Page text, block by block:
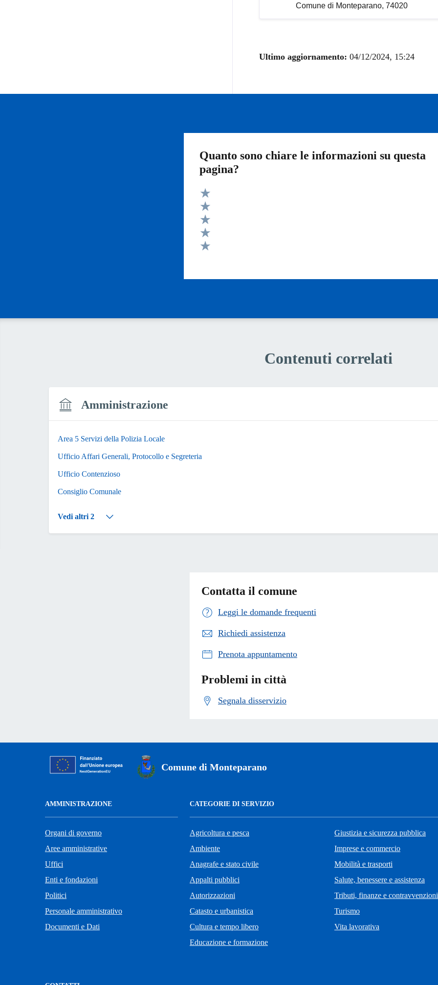
Comune di Monteparano, 74020
Ultimo aggiornamento: 04/12/2024, 15:24
Quanto sono chiare le informazioni su questa
pagina?
Valuta 5 stelle su 5
Valuta 4 stelle su 5
Valuta 3 stelle su 5
Valuta 2 stelle su 5
Contenuti correlati
Amministrazione
Area 5 Servizi della Polizia Locale
Ufficio Affari Generali, Protocollo e Segreteria
Ufficio Contenzioso
Consiglio Comunale
Vedi altri 2
Contatta il comune
Leggi le domande frequenti
Richiedi assistenza
Prenota appuntamento
Problemi in città
Segnala disservizio
Comune di Monteparano
AMMINISTRAZIONE
Organi di governo
Aree amministrative
Uffici
Enti e fondazioni
Politici
Personale amministrativo
Documenti e Dati
CATEGORIE DI SERVIZIO
Agricoltura e pesca
Ambiente
Anagrafe e stato civile
Appalti pubblici
Autorizzazioni
Catasto e urbanistica
Cultura e tempo libero
Educazione e formazione
Giustizia e sicurezza pubblica
Imprese e commercio
Mobilità e trasporti
Salute, benessere e assistenza
Tributi, finanze e contravvenzioni
Turismo
Vita lavorativa